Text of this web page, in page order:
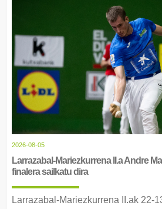
2026-08-05
Larrazabal-Mariezkurrena II.a Andre
finalera sailkatu dira
Larrazabal-Mariezkurrena II.ak 22-